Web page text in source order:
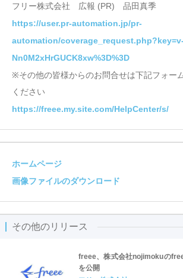
フリー株式会社 広報 (PR) 品田真季
https://user.pr-automation.jp/pr-
automation/
Nn0M2xHrGUCK8xw%3D%3D
※その他の皆様からのお問合せは下記フォー
ください
https://freee.my.site.com/HelpCenter/s/
ホームページ
画像ファイルのダウンロード
その他のリリース
freee、株式会社nojimokuの
を公開